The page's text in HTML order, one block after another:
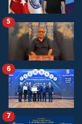
5
6
7